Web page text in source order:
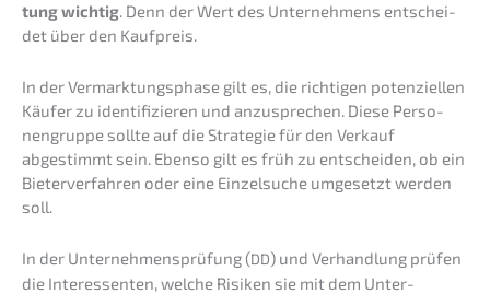
tung wichtig. Denn der Wert des Unter­neh­mens entschei­
det über den Kaufpreis.
In der Vermark­tungs­pha­se gilt es, die richti­gen poten­zi­el­len
Käufer zu identi­fi­zie­ren und anzuspre­chen. Diese Perso­
nen­grup­pe sollte auf die Strate­gie für den Verkauf
abgestimmt sein. Ebenso gilt es früh zu entschei­den, ob ein
Bieter­ver­fah­ren oder eine Einzel­su­che umgesetzt werden
soll.
In der Unter­neh­mens­prü­fung (DD) und Verhand­lung prüfen
die Inter­es­sen­ten, welche Risiken sie mit dem Unter­